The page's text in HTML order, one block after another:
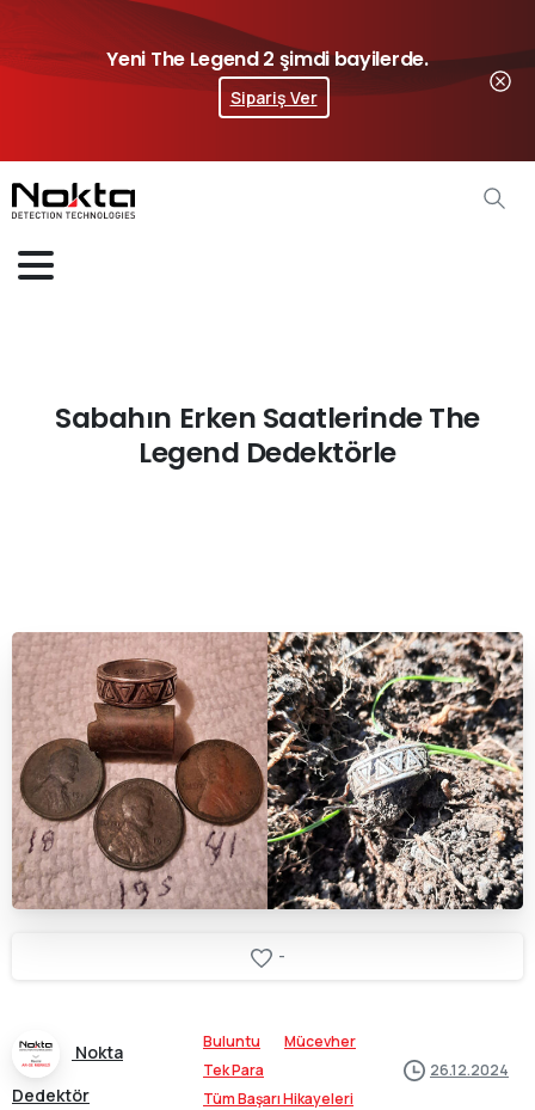
Yeni The Legend 2 şimdi bayilerde.
Sipariş Ver
Sabahın Erken Saatlerinde The
Legend Dedektörle
-
Nokta
Dedektör
Buluntu
Mücevher
Tek Para
Tüm Başarı Hikayeleri
26.12.2024